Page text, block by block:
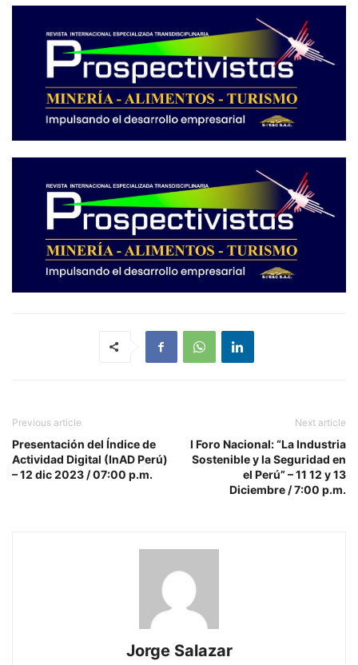
Previous article
Presentación del Índice de
Actividad Digital (InAD Perú)
– 12 dic 2023 / 07:00 p.m.
Next article
I Foro Nacional: “La Industria
Sostenible y la Seguridad en
el Perú” – 11 12 y 13
Diciembre / 7:00 p.m.
Jorge Salazar